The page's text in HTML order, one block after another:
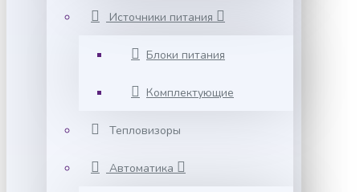
Источники питания
Блоки питания
Комплектующие
Тепловизоры
Автоматика